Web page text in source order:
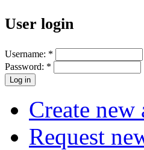
User login
Username: *
Password: *
Create new
Request